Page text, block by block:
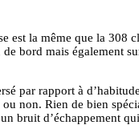
est la même que la
bord mais également
par rapport à
ou non. Rien de bien
bruit d’échappement